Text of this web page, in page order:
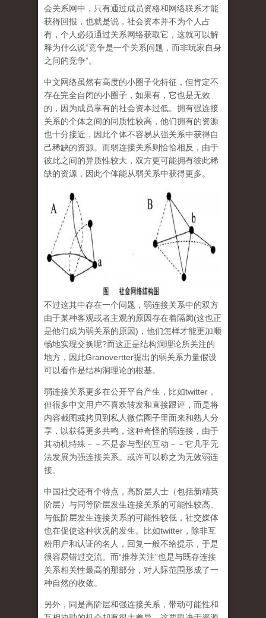
会关系网中，只有通过成员资格和网络联系才能
获得回报，也就是说，社会资本并不为个人占
有，个人必须通过关系网络获取它，这就可以解
释为什么说“竞争是一个关系问题，而非玩家自身
之间的竞争”。
中文网络虽然有高度的小圈子化特征，但肯定不
存在完全自闭的小圈子，如果有，它也是无效
的，因为成员享有的社会资本过低。拥有强连接
关系的个体之间的同质性较高，他们拥有的资源
也十分接近，因此个体不容易从强关系中获得自
己稀缺的资源。而弱连接关系则恰恰相反，由于
彼此之间的异质性较大，双方更可能拥有彼此稀
缺的资源，因此个体能从弱关系中获得更多。
不过这其中存在一个问题，弱连接关系中的双方
由于某种客观或者主观的原因存在着隔阂(这也正
是他们成为弱关系的原因)，他们怎样才能更加顺
畅地实现交换呢?而这正是结构洞理论所关注的
地方，因此Granovertter提出的弱关系力量假设
可以看作是结构洞理论的根基。
弱连接关系更多在公开平台产生，比如twitter，
但很多中文用户不喜欢转发和直接跟评，而是将
内容截图或拷贝到私人微信圈子里面来和熟人分
享，以获得更多共鸣，这种奇怪的弱连接，由于
其动机特殊－－不是参与型的互动－－它几乎无
法发展为强连接关系。或许可以称之为无效弱连
接。
中国社交还有个特点，高阶层人士（包括新精英
阶层）与同等阶层发生连接关系的可能性较高、
与低阶层发生连接关系的可能性较低，社交媒体
也在促使这种状况的发生。比如twitter，除非互
粉用户和认证的名人，回复一般不给提示，于是
很容易错过交流。而“推荐关注”也是与既存连接
关系相关性最高的那部分，对人际范围形成了一
种自然的收敛。
另外，同是高阶层和强连接关系，带动可能性和